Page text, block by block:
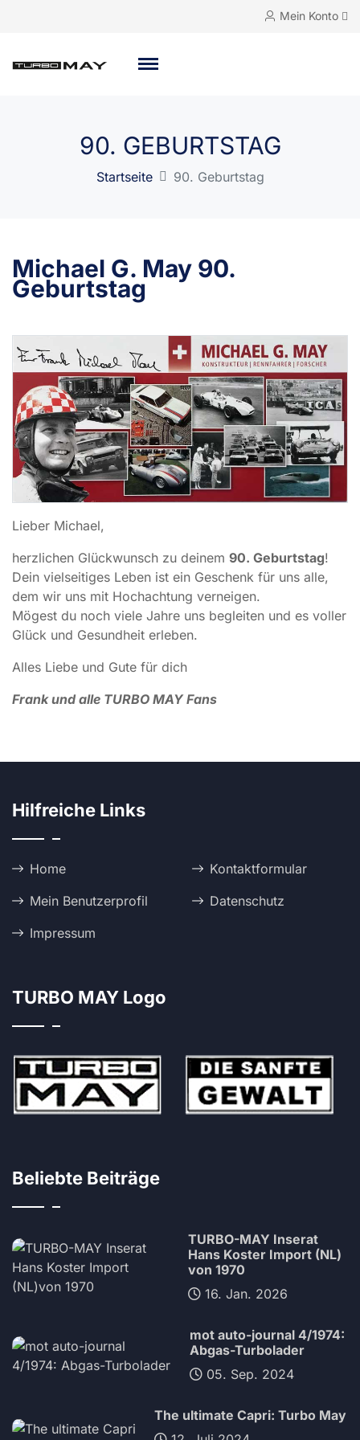
Mein Konto
90. GEBURTSTAG
Startseite 90. Geburtstag
Michael G. May 90.
Geburtstag
Lieber Michael,
herzlichen Glückwunsch zu deinem 90. Geburtstag!
Dein vielseitiges Leben ist ein Geschenk für uns alle,
dem wir uns mit Hochachtung verneigen.
Mögest du noch viele Jahre uns begleiten und es voller
Glück und Gesundheit erleben.
Alles Liebe und Gute für dich
Frank und alle TURBO MAY Fans
Hilfreiche Links
Home
Kontaktformular
Mein Benutzerprofil
Datenschutz
Impressum
TURBO MAY Logo
Beliebte Beiträge
TURBO-MAY Inserat
Hans Koster Import (NL)
von 1970
16. Jan. 2026
mot auto-journal 4/1974:
Abgas-Turbolader
05. Sep. 2024
The ultimate Capri: Turbo May